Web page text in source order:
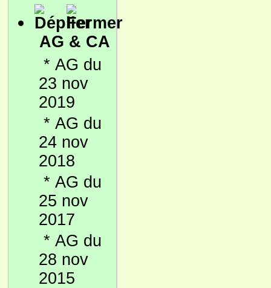
AG & CA
* AG du
23 nov
2019
* AG du
24 nov
2018
* AG du
25 nov
2017
* AG du
28 nov
2015